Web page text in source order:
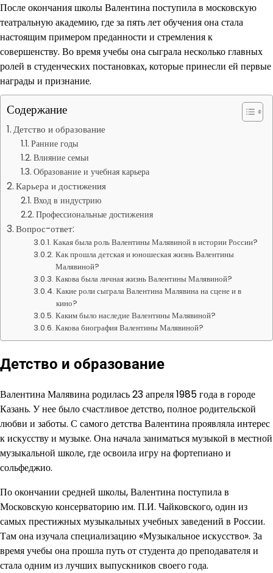
После окончания школы Валентина поступила в московскую
театральную академию, где за пять лет обучения она стала
настоящим примером преданности и стремления к
совершенству. Во время учебы она сыграла несколько главных
ролей в студенческих постановках, которые принесли ей первые
награды и признание.
Содержание
Детство и образование
Ранние годы
Влияние семьи
Образование и учебная карьера
Карьера и достижения
Вход в индустрию
Профессиональные достижения
Вопрос-ответ:
Какая была роль Валентины Малявиной в истории России?
Как прошла детская и юношеская жизнь Валентины
Малявиной?
Какова была личная жизнь Валентины Малявиной?
Какие роли сыграла Валентина Малявина на сцене и в
кино?
Каким было наследие Валентины Малявиной?
Какова биография Валентины Малявиной?
Детство и образование
Валентина Малявина родилась 23 апреля 1985 года в городе
Казань. У нее было счастливое детство, полное родительской
любви и заботы. С самого детства Валентина проявляла интерес
к искусству и музыке. Она начала заниматься музыкой в местной
музыкальной школе, где освоила игру на фортепиано и
сольфеджио.
По окончании средней школы, Валентина поступила в
Московскую консерваторию им. П.И. Чайковского, один из
самых престижных музыкальных учебных заведений в России.
Там она изучала специализацию «Музыкальное искусство». За
время учебы она прошла путь от студента до преподавателя и
стала одним из лучших выпускников своего года.